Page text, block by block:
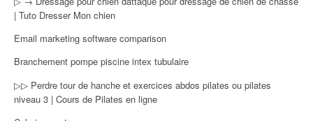
| Tuto Dresser Mon chien
Email marketing software comparison
Branchement pompe piscine intex tubulaire
▷▷ Perdre tour de hanche et exercices abdos pilates ou pilates
niveau 3 | Cours de Pilates en ligne